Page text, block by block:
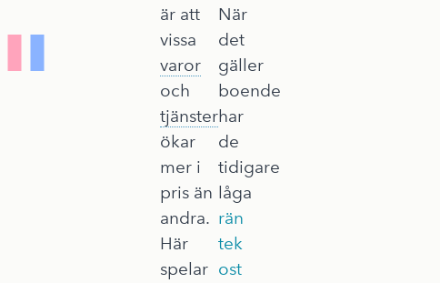
är att
vissa
varor
och
tjänster
ökar
mer i
pris än
andra.
Här
spelar
När
det
gäller
boende
har
de
tidigare
låga
rän
tek
ost